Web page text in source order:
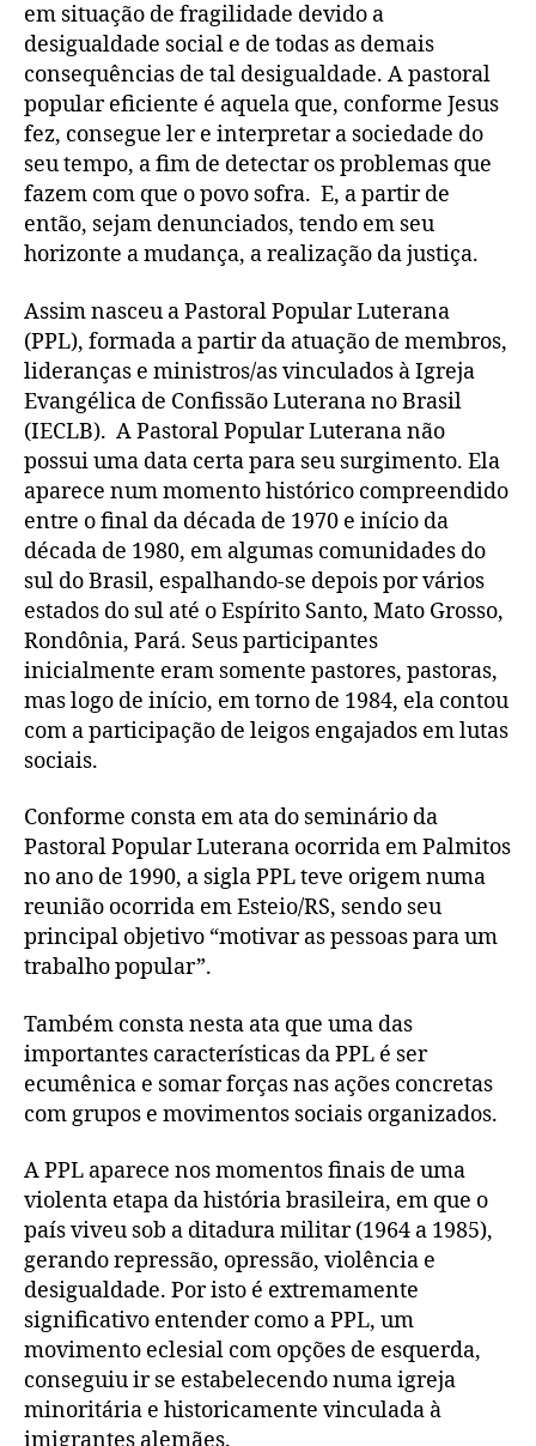
em situação de fragilidade devido a
desigualdade social e de todas as demais
consequências de tal desigualdade. A pastoral
popular eficiente é aquela que, conforme Jesus
fez, consegue ler e interpretar a sociedade do
seu tempo, a fim de detectar os problemas que
fazem com que o povo sofra. E, a partir de
então, sejam denunciados, tendo em seu
horizonte a mudança, a realização da justiça.
Assim nasceu a Pastoral Popular Luterana
(PPL), formada a partir da atuação de membros,
lideranças e ministros/as vinculados à Igreja
Evangélica de Confissão Luterana no Brasil
(IECLB). A Pastoral Popular Luterana não
possui uma data certa para seu surgimento. Ela
aparece num momento histórico compreendido
entre o final da década de 1970 e início da
década de 1980, em algumas comunidades do
sul do Brasil, espalhando-se depois por vários
estados do sul até o Espírito Santo, Mato Grosso,
Rondônia, Pará. Seus participantes
inicialmente eram somente pastores, pastoras,
mas logo de início, em torno de 1984, ela contou
com a participação de leigos engajados em lutas
sociais.
Conforme consta em ata do seminário da
Pastoral Popular Luterana ocorrida em Palmitos
no ano de 1990, a sigla PPL teve origem numa
reunião ocorrida em Esteio/RS, sendo seu
principal objetivo “motivar as pessoas para um
trabalho popular”.
Também consta nesta ata que uma das
importantes características da PPL é ser
ecumênica e somar forças nas ações concretas
com grupos e movimentos sociais organizados.
A PPL aparece nos momentos finais de uma
violenta etapa da história brasileira, em que o
país viveu sob a ditadura militar (1964 a 1985),
gerando repressão, opressão, violência e
desigualdade. Por isto é extremamente
significativo entender como a PPL, um
movimento eclesial com opções de esquerda,
conseguiu ir se estabelecendo numa igreja
minoritária e historicamente vinculada à